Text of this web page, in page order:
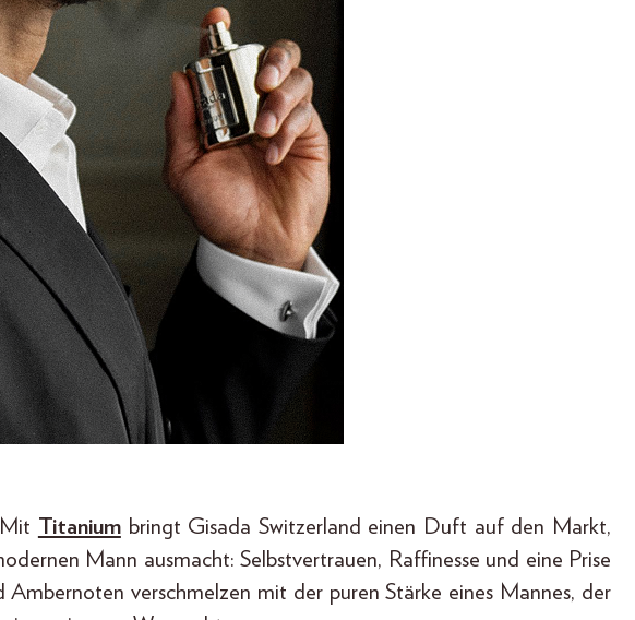
Titaniumbringt Gisada Switzerland einen Duft auf den Markt,
Mann ausmacht: Selbstvertrauen, Raffinesse und eine Prise
verschmelzen mit der puren Stärke eines Mannes, der